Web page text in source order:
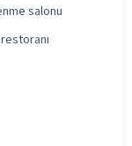
salonu